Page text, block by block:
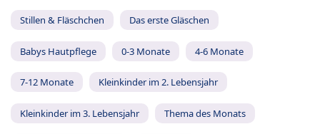
Stillen & Fläschchen Das erste Gläschen
Babys Hautpflege 0-3 Monate 4-6 Monate
7-12 Monate Kleinkinder im 2. Lebensjahr
Kleinkinder im 3. Lebensjahr Thema des Monats